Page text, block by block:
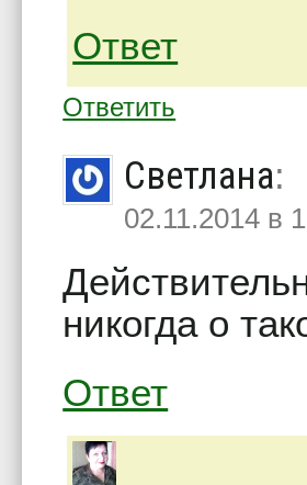
Ответ
Ответить
Светлана:
02.11.2014 в
никогда о
Ответ